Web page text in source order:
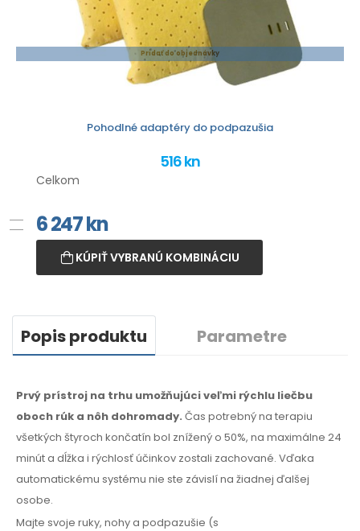
Pridať do objednávky
Pohodlné adaptéry do podpazušia
516 kn
Celkom
6 247kn
KÚPIŤ VYBRANÚ KOMBINÁCIU
Popis produktu Parametre
Prvý prístroj na trhu umožňujúci veľmi rýchlu liečbu
oboch rúk a nôh dohromady. Čas potrebný na terapiu
všetkých štyroch končatín bol zníženýo 50%, na maximálne 24
minúta dĺžka i rýchlosťúčinkov zostali zachované. Vďaka
automatickému systému nie ste závislína žiadnej ďalšej
osobe.
Majte svoje ruky, nohya podpazušie (s